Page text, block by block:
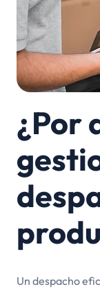
¿Por
Un despacho